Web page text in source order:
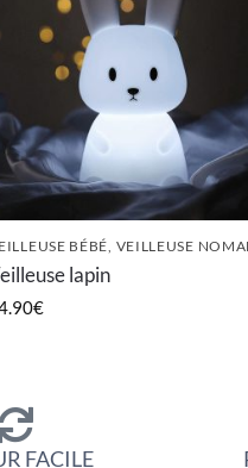
BÉBÉ VEILLEUSE
lapin
€
FACILE